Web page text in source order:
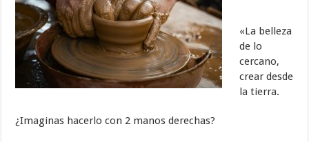
«La belleza
de lo
cercano,
crear desde
la tierra.
¿Imaginas hacerlo con 2 manos derechas?